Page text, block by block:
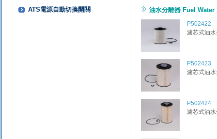
ATS電源自動切換開關
油水分離器 Fuel
P502422
濾芯式油
P502423
濾芯式油
P502424
濾芯式油